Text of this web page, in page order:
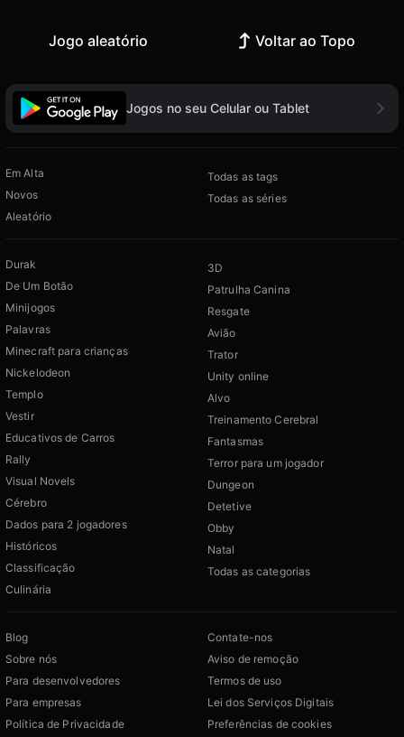
Jogo aleatório Voltar ao Topo
Jogos no seu Celular ou Tablet
Em Alta
Novos
Aleatório
Todas as tags
Todas as séries
Durak
De Um Botão
Minijogos
Palavras
Minecraft para crianças
Nickelodeon
Templo
Vestir
Educativos de Carros
Rally
Visual Novels
Cérebro
Dados para 2 jogadores
Históricos
Classificação
Culinária
3D
Patrulha Canina
Resgate
Avião
Trator
Unity online
Alvo
Treinamento Cerebral
Fantasmas
Terror para um jogador
Dungeon
Detetive
Obby
Natal
Todas as categorias
Blog
Sobre nós
Para desenvolvedores
Para empresas
Política de Privacidade
Contate-nos
Aviso de remoção
Termos de uso
Lei dos Serviços Digitais
Preferências de cookies